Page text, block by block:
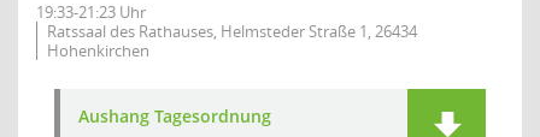
19:33-21:23 Uhr
Ratssaal des Rathauses, Helmsteder Straße 1, 26434
Hohenkirchen
Aushang Tagesordnung